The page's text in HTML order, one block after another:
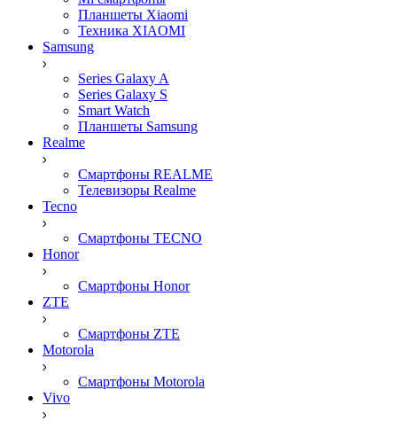
Планшеты Xiaomi
Техника XIAOMI
Samsung
Series Galaxy A
Series Galaxy S
Smart Watch
Планшеты Samsung
Realme
Смартфоны REALME
Телевизоры Realme
Tecno
Смартфоны TECNO
Honor
Смартфоны Honor
ZTE
Смартфоны ZTE
Motorola
Смартфоны Motorola
Vivo